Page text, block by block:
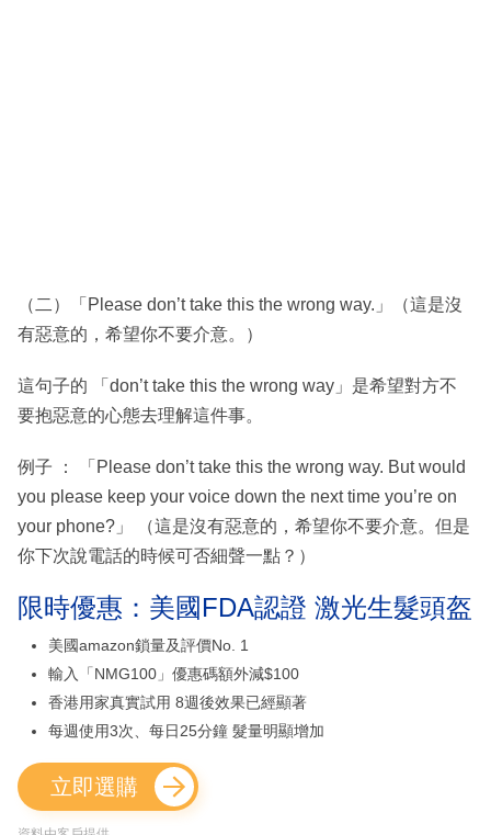
（二）「Please don’t take this the wrong way.」（這是沒
有惡意的，希望你不要介意。）
這句子的 「don’t take this the wrong way」是希望對方不
要抱惡意的心態去理解這件事。
例子 ： 「Please don’t take this the wrong way. But would
you please keep your voice down the next time you’re on
your phone?」 （這是沒有惡意的，希望你不要介意。但是
你下次說電話的時候可否細聲一點？）
限時優惠：美國FDA認證 激光生髮頭盔
美國amazon鎖量及評價No. 1
輸入「NMG100」優惠碼額外減$100
香港用家真實試用 8週後效果已經顯著
每週使用3次、每日25分鐘 髮量明顯增加
立即選購